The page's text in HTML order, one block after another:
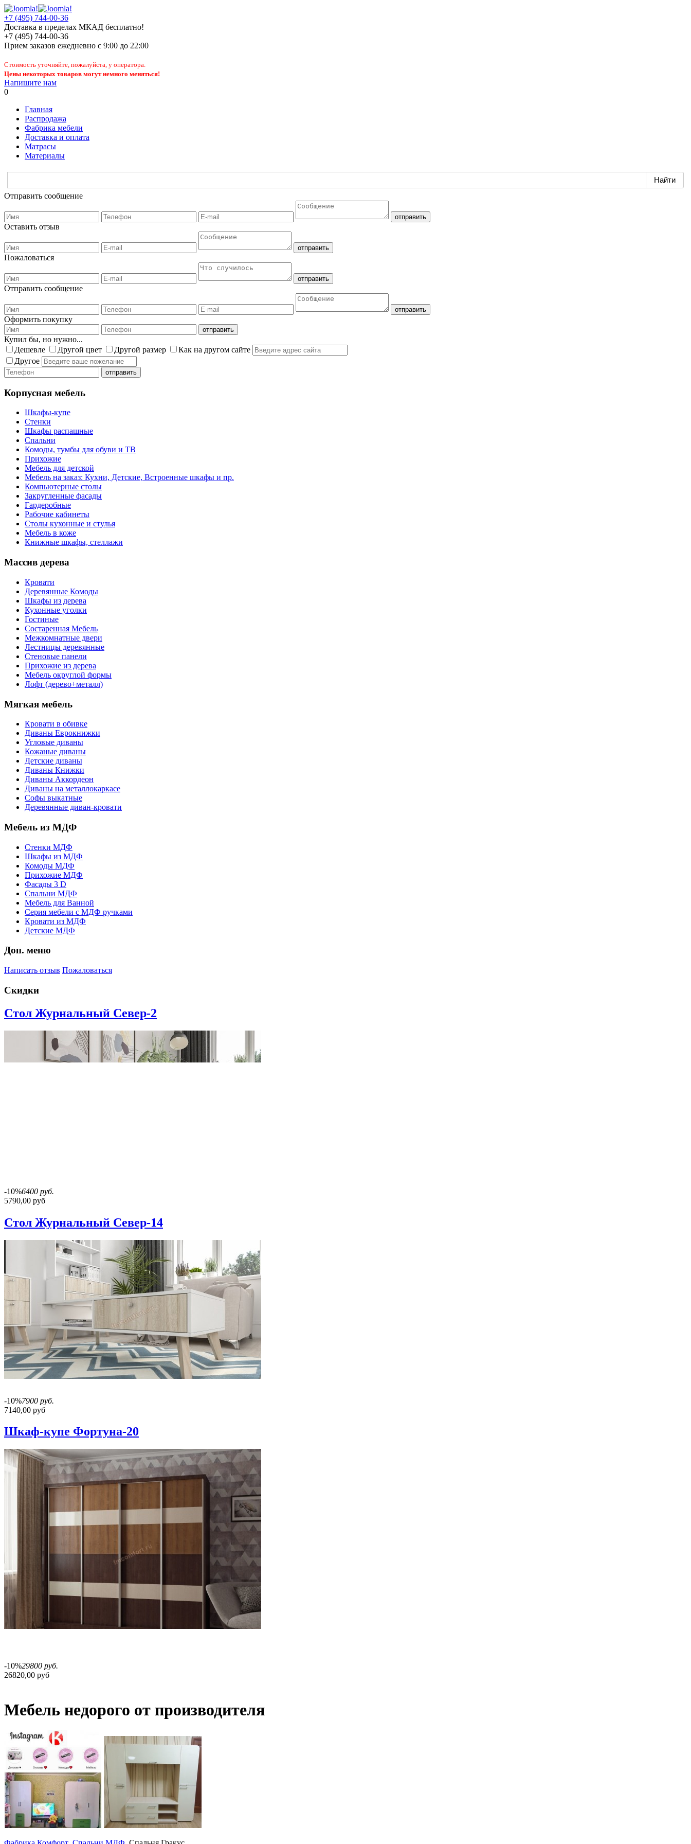
+7 (495) 744-00-36
Доставка в пределах МКАД бесплатно!
+7 (495) 744-00-36
Прием заказов ежедневно с 9:00 до 22:00
Стоимость уточняйте, пожалуйста, у оператора.
Цены некоторых товаров могут немного меняться!
Напишите нам
0
Главная
Распродажа
Фабрика мебели
Доставка и оплата
Матрасы
Материалы
Отправить сообщение
Оставить отзыв
Пожаловаться
Отправить сообщение
Оформить покупку
Купил бы, но нужно...
Дешевле
Другой цвет Другой размер
Как на другом сайте
Другое
Корпусная мебель
Шкафы-купе
Стенки
Шкафы распашные
Спальни
Комоды, тумбы для обуви и ТВ
Прихожие
Мебель для детской
Мебель на заказ: Кухни, Детские, Встроенные шкафы и пр.
Компьютерные столы
Закругленные фасады
Гардеробные
Рабочие кабинеты
Столы кухонные и стулья
Мебель в коже
Книжные шкафы, стеллажи
Массив дерева
Кровати
Деревянные Комоды
Шкафы из дерева
Кухонные уголки
Гостиные
Состаренная Мебель
Межкомнатные двери
Лестницы деревянные
Стеновые панели
Прихожие из дерева
Мебель округлой формы
Лофт (дерево+металл)
Мягкая мебель
Кровати в обивке
Диваны Еврокнижки
Угловые диваны
Кожаные диваны
Детские диваны
Диваны Книжки
Диваны Аккордеон
Диваны на металлокаркасе
Софы выкатные
Деревянные диван-кровати
Мебель из МДФ
Стенки МДФ
Шкафы из МДФ
Комоды МДФ
Прихожие МДФ
Фасады 3 D
Спальни МДФ
Мебель для Ванной
Серия мебели с МДФ ручками
Кровати из МДФ
Детские МДФ
Доп. меню
Написать отзыв Пожаловаться
Скидки
Стол Журнальный Север-2
-10%6400 руб.
5790,00 руб
Стол Журнальный Север-14
-10%7900 руб.
7140,00 руб
Шкаф-купе Фортуна-20
-10%29800 руб.
26820,00 руб
Мебель недорого от производителя